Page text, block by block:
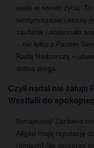
wiele w swoim życiu.
tamtym czasie i noszę
zaufanie i doskonała
– nie tylko z Panem
Radą Nadzorczą –
dobra droga.
Czyli nadal nie żałuje
Westfalii do
Bynajmniej! Zarówno
Allgäu mają reputację
(śmiech) Ale szczerze